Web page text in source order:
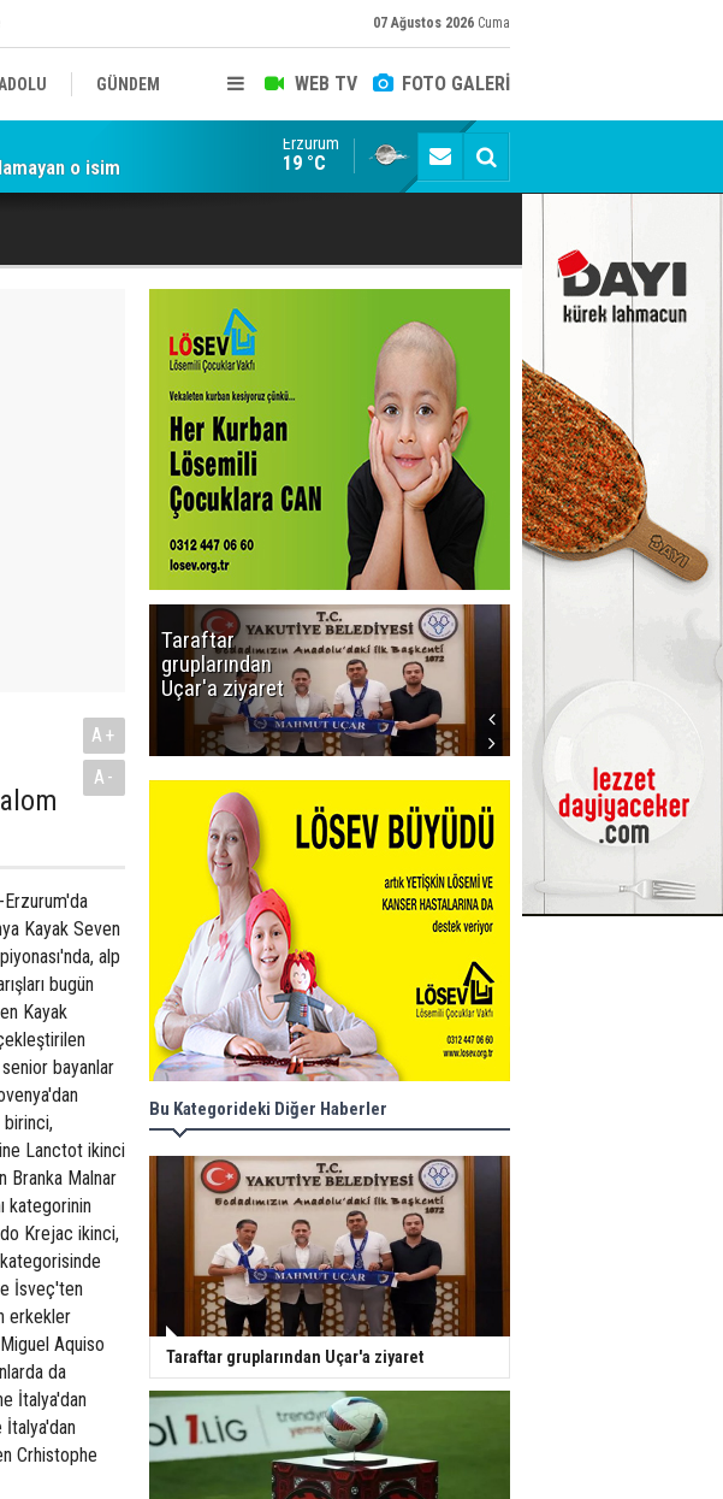
07 Ağustos 2026 Cuma
WEB TV FOTO GALERİ
GÜNDEM
o isim Siyaset-Sermaye Çizgisinde Haklılığın Resmi:
Erzurum
19 °C
A+
A-
Kayak Seven
alp
bugün
Kayak
bayanlar
Lanctot ikinci
Branka Malnar
kategorinin
Krejac ikinci,
İsveç'ten
erkekler
Aquiso
da
İtalya'dan
Crhistophe
Taraftar
gruplarından
Uçar'a ziyaret
başlıyor! İlk
düdük Bolu'da
çalacak
Bu Kategorideki Diğer Haberler
Taraftar gruplarından Uçar'a ziyaret